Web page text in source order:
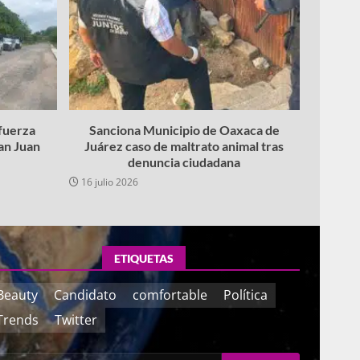
Juan
Sanciona Municipio de Oaxaca de
Juárez caso de maltrato animal tras
denuncia ciudadana
16 julio 2026
ETIQUETAS
Candidato comfortable
Política
Twitter